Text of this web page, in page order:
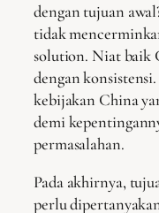
dengan tujuan
tidak
solution. Niat baik
dengan
kebijakan China
demi
permasalahan.
Pada akhirnya,
perlu